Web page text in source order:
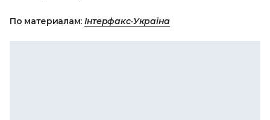
По материалам: Інтерфакс-Україна